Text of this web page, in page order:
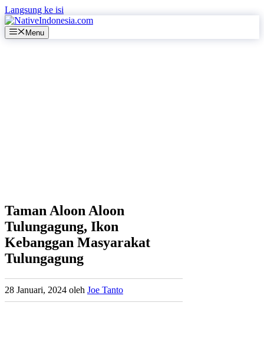
Langsung ke isi
Menu
Taman Aloon Aloon
Tulungagung, Ikon
Kebanggan Masyarakat
Tulungagung
28 Januari, 2024 oleh Joe Tanto